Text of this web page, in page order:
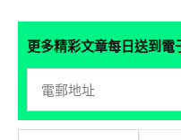
更多精彩文章每日送到電